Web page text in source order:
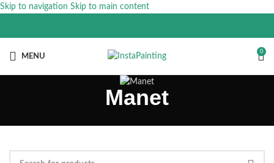
Skip to navigation Skip to main content
MENU
0
Manet